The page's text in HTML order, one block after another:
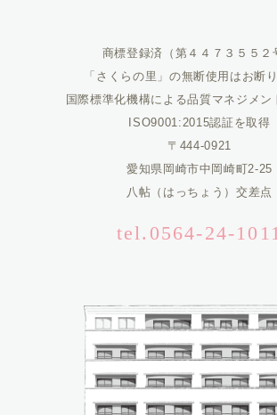
商標登録済（第４４７３５５２
「さくらの里」の無断使用はお断
国際標準化機構による品質マネジメン
ISO9001:2015認証を取得
〒444-0921
愛知県岡崎市中岡崎町2-25
八帖（はっちょう）交差点
tel.0564-24-1011